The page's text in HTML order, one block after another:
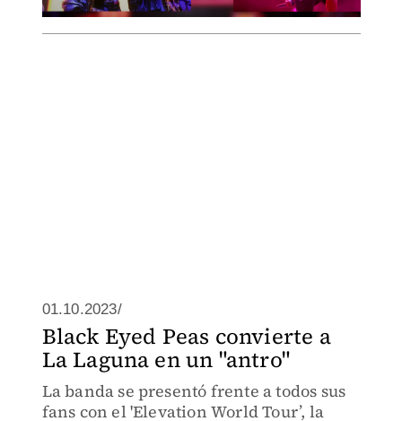
01.10.2023/
Black Eyed Peas convierte a
La Laguna en un "antro"
La banda se presentó frente a todos sus
fans con el 'Elevation World Tour’, la